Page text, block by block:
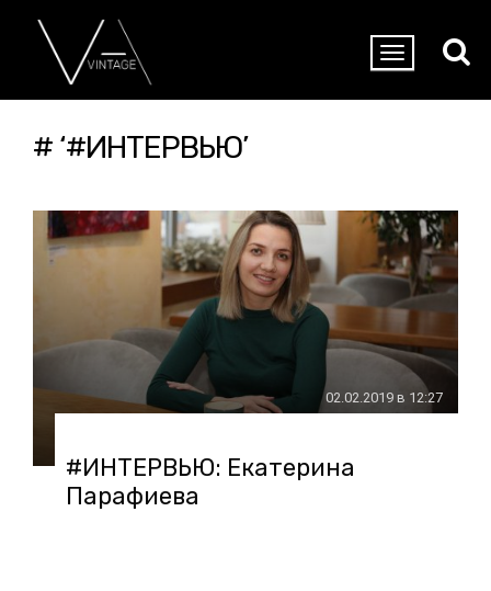
# ‘#ИНТЕРВЬЮ’
02.02.2019 в 12:27
#ИНТЕРВЬЮ: Екатерина
Парафиева